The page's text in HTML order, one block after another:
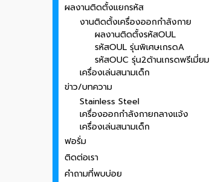
ผลงานติดตั้งแยกรหัส
งานติดตั้งเครื่องออกกำลังกาย
ผลงานติดตั้งรหัสOUL
รหัสOUL รุ่นพิเศษเกรดA
รหัสOUC รุ่น2ด้านเกรดพรีเมี่ยม
เครื่องเล่นสนามเด็ก
ข่าว/บทความ
Stainless Steel
เครื่องออกกำลังกายกลางแจ้ง
เครื่องเล่นสนามเด็ก
ฟอรั่ม
ติดต่อเรา
คำถามที่พบบ่อย